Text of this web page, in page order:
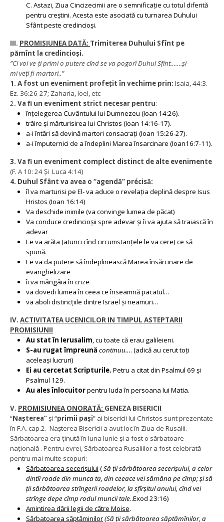
C. Astazi, Ziua Cincizecimii are o semnificație cu totul diferită
pentru creștini. Acesta este asociată cu turnarea Duhului
Sfânt peste credincioși.
III. PROMISIUNEA DATĂ: Trimiterea Duhului Sfînt pe
pămînt la credincioși.
”Ci voi ve-ți primi o putere cînd se va pogorî Duhul Sfînt…….și-
mi veți fi martori..”
1. A fost un eveniment profețit în vechime prin: Isaia, 44:3.
Ez. 36:26-27; Zaharia, Ioel, etc
2. Va fi un eveniment strict necesar pentru:
înțelegerea Cuvântului lui Dumnezeu (Ioan 14:26).
trăire și mărturisirea lui Christos (Ioan 14:16-17).
a-i întări să devină martori consacrați (Ioan 15:26-27).
a-i împuternici de a îndeplini Marea însarcinare (Ioan16:7-11).
3. Va fi un eveniment complect distinct de alte evenimente
(F. A 10: 24 Și Luca 4:14)
4. Duhul Sfânt va avea o “agendă” précisă:
îl va marturisi pe El- va aduce o revelația deplină despre Isus
Hristos (Ioan 16:14)
Va deschide inimile (va convinge lumea de păcat)
Va conduce credincioșii spre adevar și îi va ajuta să traiască în
adevar
Le va arăta (atunci cînd circumstanțele le va cere) ce să
spună.
Le va da putere să îndeplinească Marea însărcinare de
evanghelizare
îi va mângâia în crize
va dovedi lumea în ceea ce înseamnă pacatul…
va aboli distincțiile dintre Israel și neamuri…
IV. ACTIVITATEA UCENICILOR IN TIMPUL ASTEPTARII
PROMISIUNII
Au stat în Ierusalim, cu toate că erau galileieni.
S-au rugat împreună continuu…. (adică au cerut toți
aceleași lucruri)
Ei au cercetat Scripturile. Petru a citat din Psalmul 69 și
Psalmul 129.
Au ales înlocuitorpentru Iuda în persoana lui Matia.
V. PROMISIUNEA ONORATĂ: GENEZA BISERICII
“Nașterea”și “primii pași” ai bisericii lui Christos sunt prezentate
în F.A. cap.2. Nașterea Bisericii a avut loc în Ziua de Rusalii.
Sărbatoarea era ținută în luna Iunie și a fost o sărbatoare
națională . Pentru evrei, Sărbatoarea Rusaliilor a fost celebrată
pentru mai multe scopuri:
Sărbatoarea secerișului (Să ţii sărbătoarea secerişului, a celor
dintîi roade din munca ta, din ceeace vei sămăna pe cîmp; şi să
ţii sărbătoarea strîngerii roadelor, la sfîrşitul anului, cînd vei
strînge depe cîmp rodul muncii tale..Exod 23:16)
Amintirea dării legii de către Moise.
Sărbatoarea săptăminilor(Să ţii sărbătoarea săptămînilor, a